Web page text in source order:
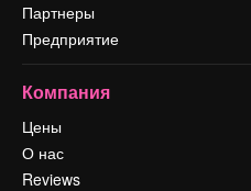
Партнеры
Предприятие
Компания
Цены
О нас
Reviews